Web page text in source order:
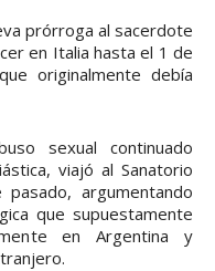
prórroga al sacerdote
en Italia hasta el 1 de
originalmente debía
sexual continuado
viajó al Sanatorio
argumentando
que supuestamente
en Argentina y